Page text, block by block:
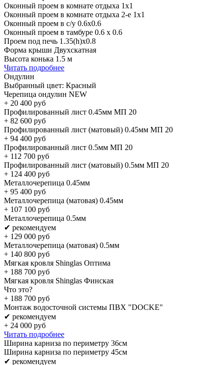
Оконный проем в комнате отдыха 1х1
Оконный проем в комнате отдыха 2-е 1х1
Оконный проем в с/у 0.6х0.6
Оконный проем в тамбуре 0.6 х 0.6
Проем под печь 1.35(h)x0.8
Форма крыши Двухскатная
Высота конька 1.5 м
Читать подробнее
Ондулин
Выбранный цвет: Красный
Черепица ондулин NEW
+ 20 400 руб
Профилированный лист 0.45мм МП 20
+ 82 600 руб
Профилированный лист (матовый) 0.45мм МП 20
+ 94 400 руб
Профилированный лист 0.5мм МП 20
+ 112 700 руб
Профилированный лист (матовый) 0.5мм МП 20
+ 124 400 руб
Металлочерепица 0.45мм
+ 95 400 руб
Металлочерепица (матовая) 0.45мм
+ 107 100 руб
Металлочерепица 0.5мм
✔ рекомендуем
+ 129 000 руб
Металлочерепица (матовая) 0.5мм
+ 140 800 руб
Мягкая кровля Shinglas Оптима
+ 188 700 руб
Мягкая кровля Shinglas Финская
Что это?
+ 188 700 руб
Монтаж водосточной системы ПВХ "DOCKE"
✔ рекомендуем
+ 24 000 руб
Читать подробнее
Ширина карниза по периметру 36см
Ширина карниза по периметру 45см
✔ рекомендуем